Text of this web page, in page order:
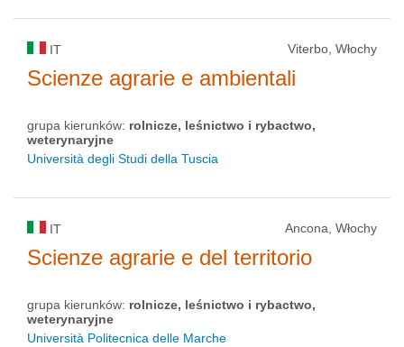
IT Viterbo, Włochy
Scienze agrarie e ambientali
grupa kierunków: rolnicze, leśnictwo i rybactwo,
weterynaryjne
Università degli Studi della Tuscia
IT Ancona, Włochy
Scienze agrarie e del territorio
grupa kierunków: rolnicze, leśnictwo i rybactwo,
weterynaryjne
Università Politecnica delle Marche